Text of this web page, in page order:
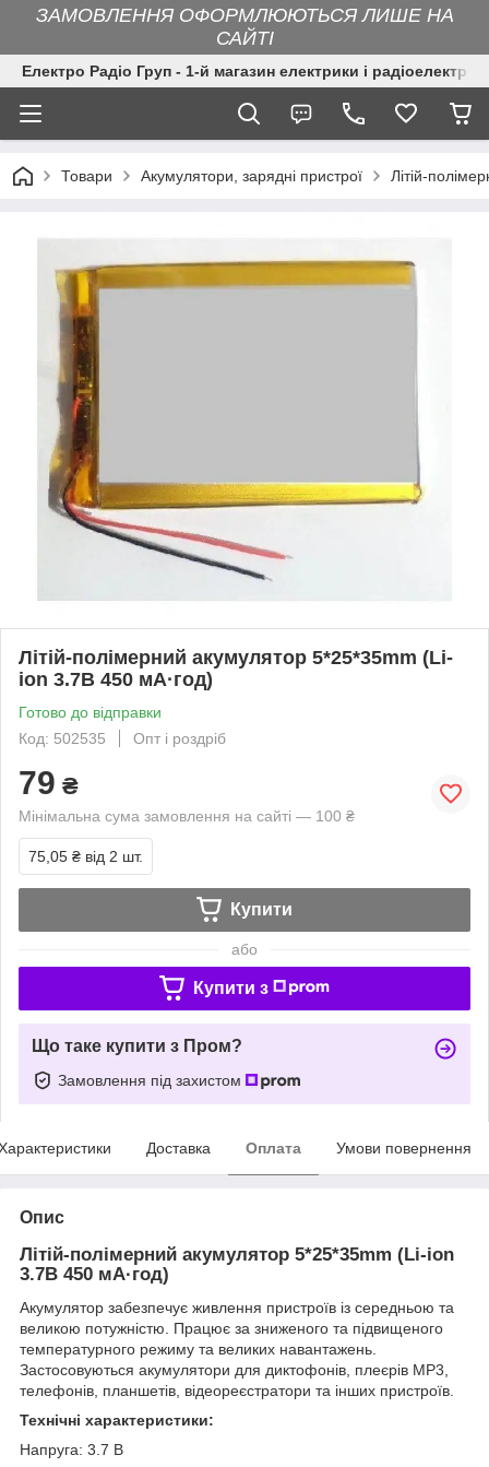
ЗАМОВЛЕННЯ ОФОРМЛЮЮТЬСЯ ЛИШЕ НА
САЙТІ
Електро Радіо Груп - 1-й магазин електрики і
Товари Акумулятори, зарядні пристрої Літій-
Літій-полімерний акумулятор 5*25*35mm (Li-
ion 3.7В 450 мА·год)
Готово до відправки
Код: 502535
Опт і роздріб
79 ₴
Мінімальна сума замовлення на сайті — 100 ₴
75,05 ₴ від 2 шт.
Купити
або
Купити з
Що таке купити з Пром?
Замовлення під захистом
Доставка Оплата Умови повернення
Опис
Літій-полімерний акумулятор 5*25*35mm (Li-ion
3.7В 450 мА·год)
Акумулятор забезпечує живлення пристроїв із середньою та
великою потужністю. Працює за зниженого та підвищеного
температурного режиму та великих навантажень.
Застосовуються акумулятори для диктофонів, плеєрів МР3,
телефонів, планшетів, відеореєстратори та інших пристроїв.
Технічні характеристики:
Напруга: 3.7 В